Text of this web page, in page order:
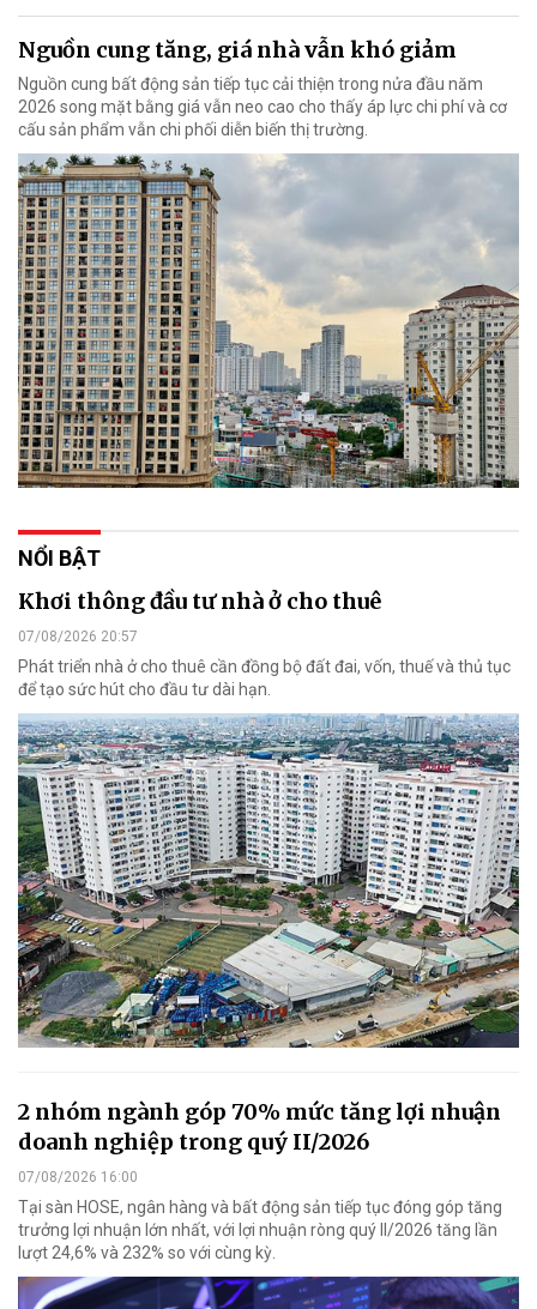
Nguồn cung tăng, giá nhà vẫn khó giảm
Nguồn cung bất động sản tiếp tục cải thiện trong nửa đầu năm
2026 song mặt bằng giá vẫn neo cao cho thấy áp lực chi phí và cơ
cấu sản phẩm vẫn chi phối diễn biến thị trường.
NỔI BẬT
Khơi thông đầu tư nhà ở cho thuê
07/08/2026 20:57
Phát triển nhà ở cho thuê cần đồng bộ đất đai, vốn, thuế và thủ tục
để tạo sức hút cho đầu tư dài hạn.
2 nhóm ngành góp 70% mức tăng lợi nhuận
doanh nghiệp trong quý II/2026
07/08/2026 16:00
Tại sàn HOSE, ngân hàng và bất động sản tiếp tục đóng góp tăng
trưởng lợi nhuận lớn nhất, với lợi nhuận ròng quý II/2026 tăng lần
lượt 24,6% và 232% so với cùng kỳ.